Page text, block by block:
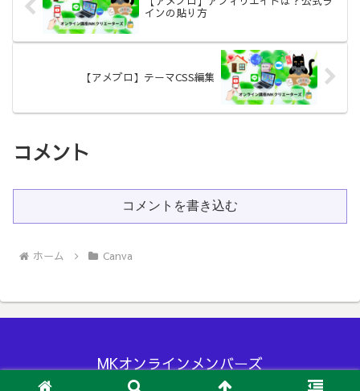
インの貼り方
【アメブロ】テーマCSS編集
コメント
コメントを書き込む
ホーム Canva
MKオンラインメンバーズ
© 2024 MKオンラインメンバーズ.